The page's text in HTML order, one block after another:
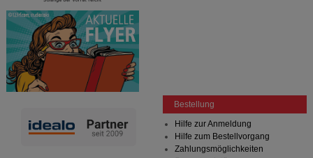
Bestellung
Hilfe zur Anmeldung
Hilfe zum Bestellvorgang
Zahlungsmöglichkeiten